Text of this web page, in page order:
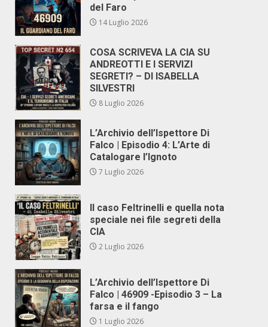
del Faro
14 Luglio 2026
COSA SCRIVEVA LA CIA SU
ANDREOTTI E I SERVIZI
SEGRETI? – DI ISABELLA
SILVESTRI
8 Luglio 2026
L’Archivio dell’Ispettore Di
Falco | Episodio 4: L’Arte di
Catalogare l’Ignoto
7 Luglio 2026
Il caso Feltrinelli e quella nota
speciale nei file segreti della
CIA
2 Luglio 2026
L’Archivio dell’Ispettore Di
Falco | 46909 -Episodio 3 – La
farsa e il fango
1 Luglio 2026